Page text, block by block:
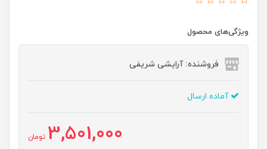
ویژگی‌های محصول
فروشنده: آرایشی شریفی
آماده ارسال
3,501,000 تومان